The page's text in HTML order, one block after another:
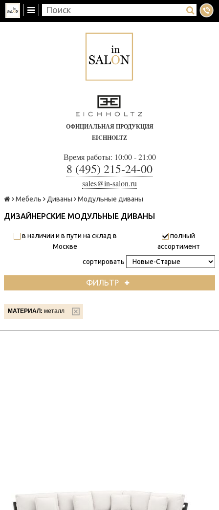
ОФИЦИАЛЬНАЯ ПРОДУКЦИЯ
EICHHOLTZ
Время работы: 10:00 - 21:00
8 (495) 215-24-00
sales@in-salon.ru
Мебель Диваны Модульные диваны
ДИЗАЙНЕРСКИЕ МОДУЛЬНЫЕ ДИВАНЫ
в наличии и в пути на склад в
Москве
полный
ассортимент
сортировать
ФИЛЬТР
МАТЕРИАЛ: металл